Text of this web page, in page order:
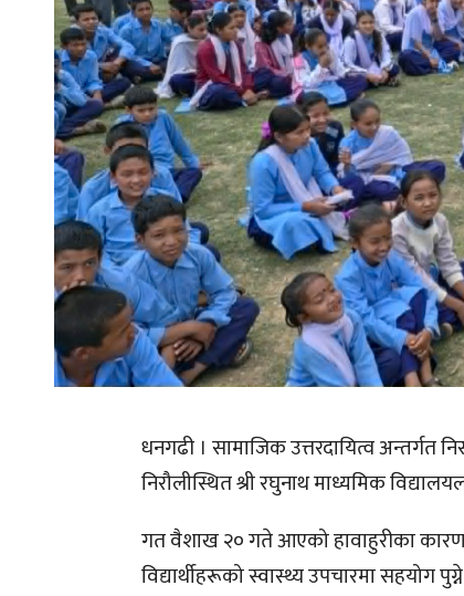
धनगढी । सामाजिक उत्तरदायित्व अन्तर्गत
निरौलीस्थित श्री रघुनाथ माध्यमिक
गत वैशाख २० गते आएको हावाहुरीका कारण
विद्यार्थीहरूको स्वास्थ्य उपचारमा सहयोग